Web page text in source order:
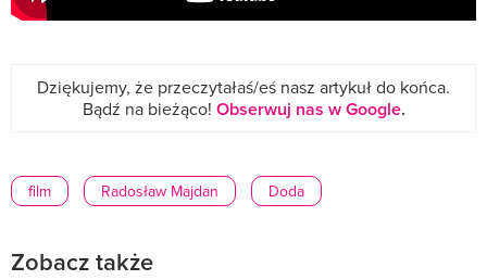
Dziękujemy, że przeczytałaś/eś nasz artykuł do końca.
Bądź na bieżąco! Obserwuj nas w Google.
film Radosław Majdan Doda
Zobacz także